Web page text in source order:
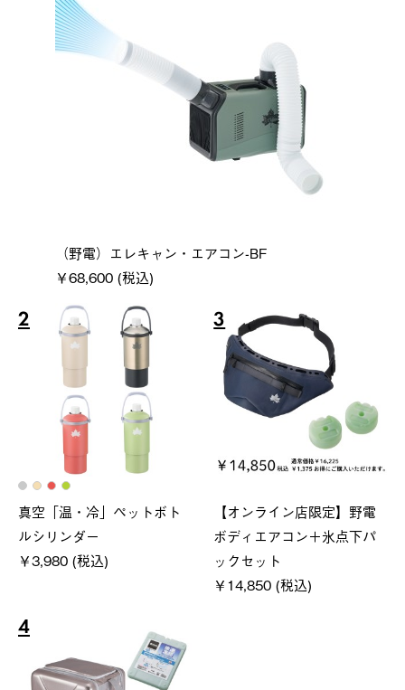
（野電）エレキャン・エアコン-BF
￥68,600 (税込)
2
真空「温・冷」ペットボト
ルシリンダー
￥3,980 (税込)
3
【オンライン店限定】野電
ボディエアコン＋氷点下パ
ックセット
￥14,850 (税込)
4